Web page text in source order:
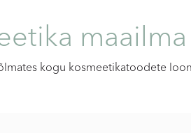
kogu kosmeetikatoodete